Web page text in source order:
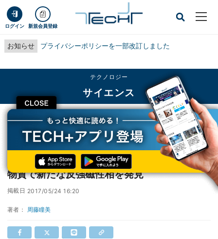
ログイン 新規会員登録
お知らせ プライバシーポリシーを一部改訂しました
CLOSE
テクノロジー
サイエンス
TECH+ テクノロジー
サイエンス
東工大、最も高い転移温度を示す鉄系超伝導物質で新たな反強磁性相を発見
東工大、最も高い転移温度を示す鉄系超伝導
物質で新たな反強磁性相を発見
掲載日 2017/05/24 16:20
著者： 周藤瞳美